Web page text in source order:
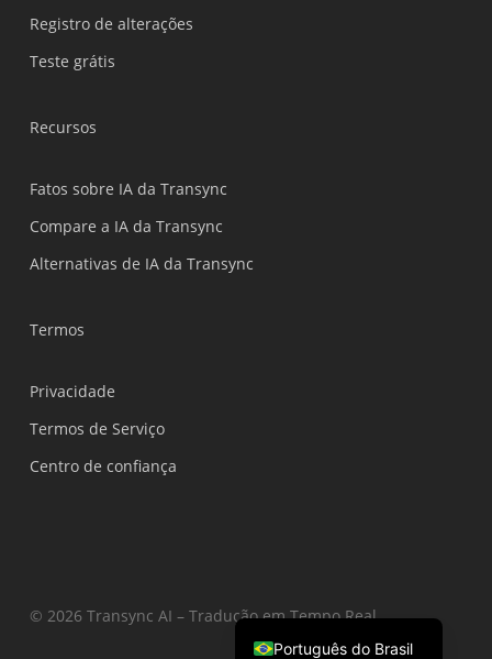
Registro de alterações
Teste grátis
Recursos
Fatos sobre IA da Transync
Compare a IA da Transync
Alternativas de IA da Transync
Termos
Privacidade
Termos de Serviço
Centro de confiança
© 2026 Transync AI – Tradução em Tempo Real.
Português do Brasil
English